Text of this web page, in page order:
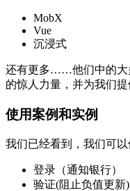
MobX
Vue
沉浸式
还有更多……他们中的大
的惊人力量，并为我们提
使用案例和实例
我们已经看到，我们可以
登录（通知银行）
验证(阻止负值更新)